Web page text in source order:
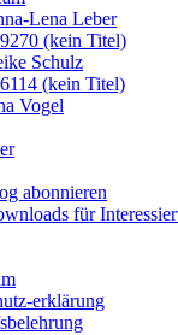
Lena Leber
(kein Titel)
Schulz
(kein Titel)
Vogel
abonnieren
für
erklärung